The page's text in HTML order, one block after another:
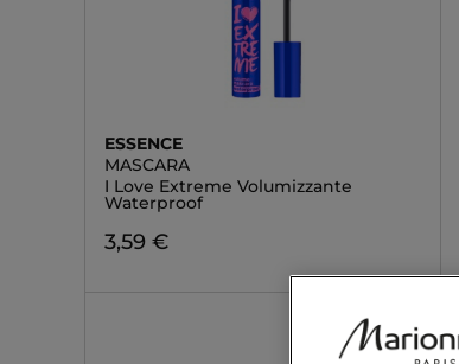
ESSENCE
MASCARA
I Love Extreme Volumizzante
Waterproof
3,59 €